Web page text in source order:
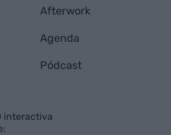
Afterwork
Agenda
Pódcast
interactiva